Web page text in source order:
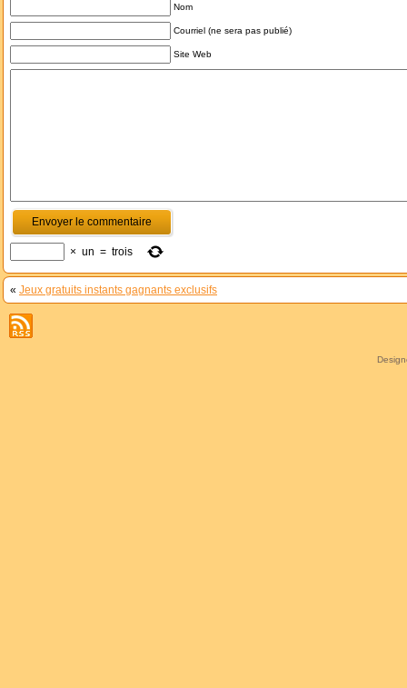
Nom
Courriel (ne sera pas publié)
Site Web
× un = trois
« Jeux gratuits instants gagnants exclusifs